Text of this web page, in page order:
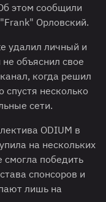
этом сообщили
Орловский.
удалил личный и
объяснил свое
когда решил
спустя несколько
сети.
ODIUM в
на нескольких
смогла победить
спонсоров и
лишь на